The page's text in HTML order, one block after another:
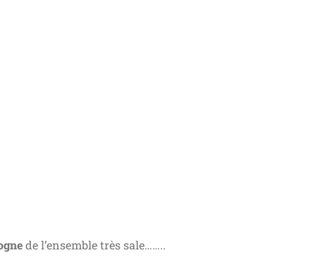
de l’ensemble très sale……..